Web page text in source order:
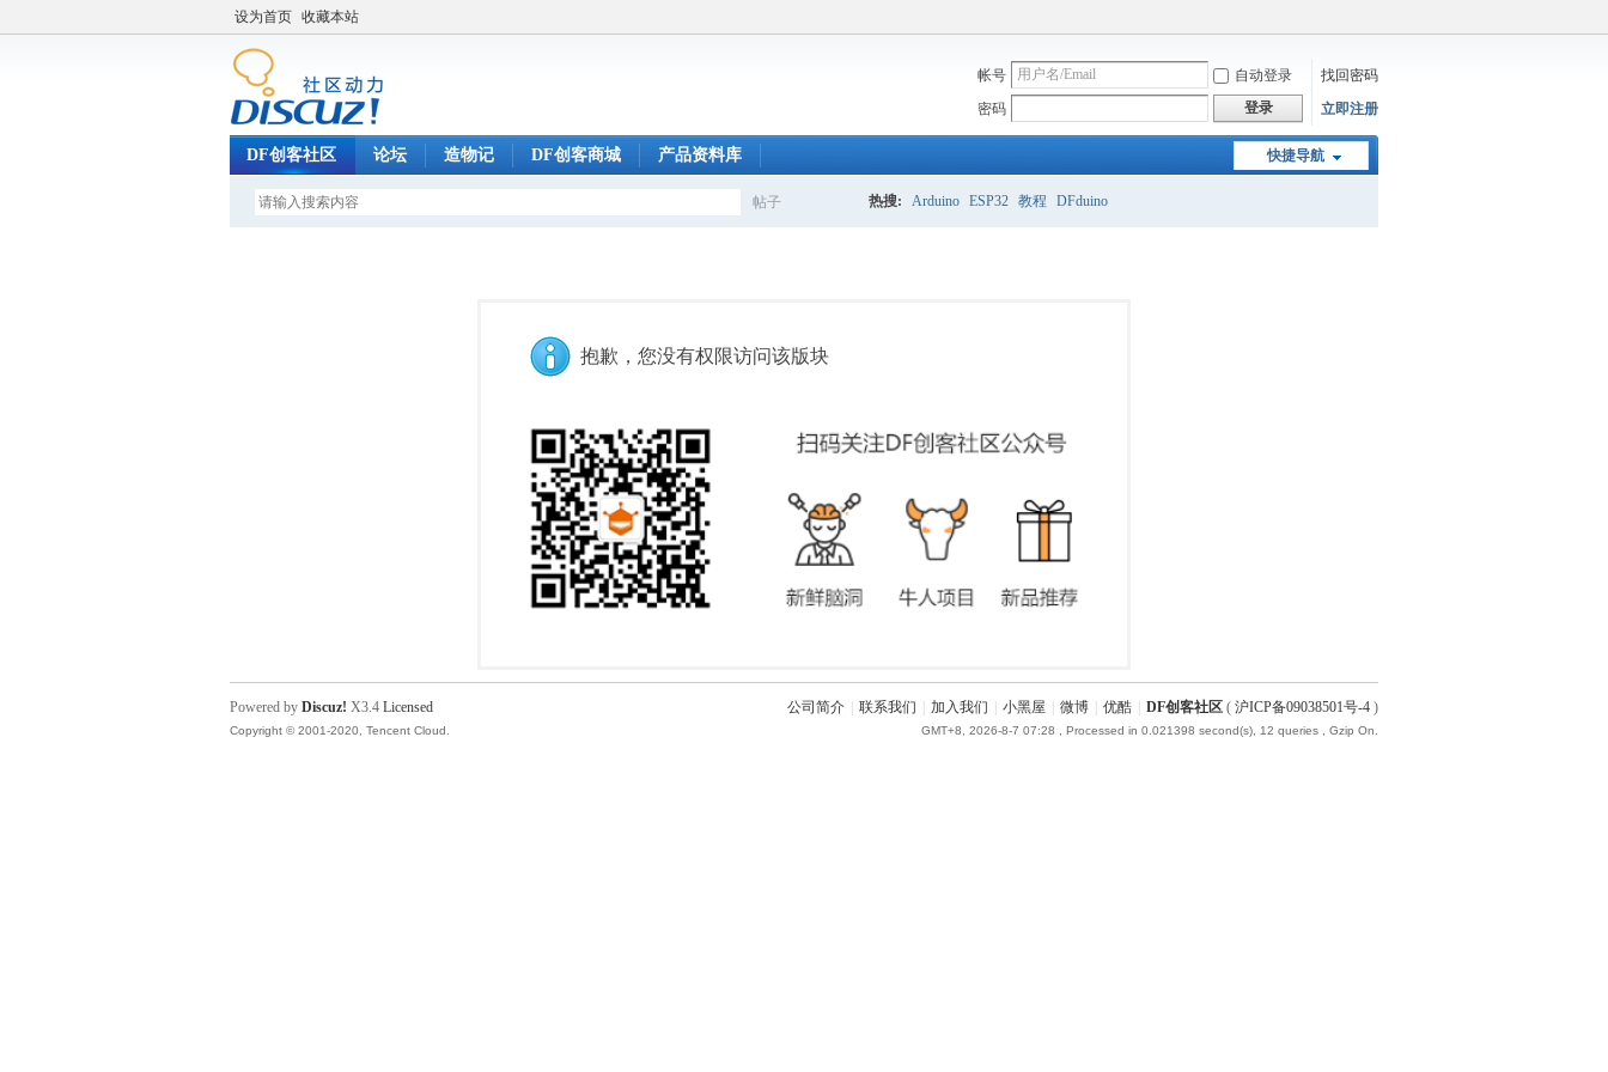
设为首页 收藏本站
帐号 自动登录
找回密码
密码
登录 立即注册
快捷导航
DF创客社区 论坛 造物记 DF创客商城 产品资料库
帖子 热搜: Arduino ESP32 教程 DFduino
抱歉，您没有权限访问该版块
公司简介 联系我们 加入我们 小黑屋 微博 优酷 DF创客社区 ( 沪ICP备09038501号-4 )
GMT+8, 2026-8-7 07:28 , Processed in 0.021398 second(s), 12 queries , Gzip On.
Powered by Discuz! X3.4 Licensed
Copyright © 2001-2020, Tencent Cloud.